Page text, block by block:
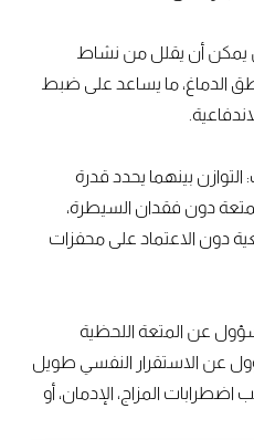
يمكن أن يقلل من نشاط
الدماغ، ما يساعد على ضبط
بينهما يحدد قدرة
دون فقدان السيطرة،
دون الاعتماد على محفزات
عن المتعة اللحظية
عن الاستقرار النفسي طويل
المزاج، الإدمان، أو